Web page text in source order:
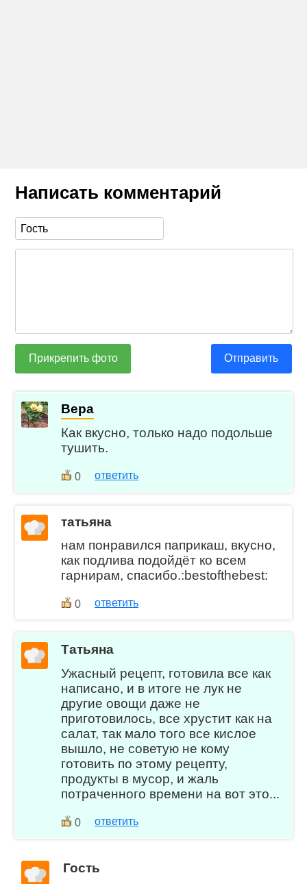
Написать комментарий
Прикрепить фото Отправить
Вера
Как вкусно, только надо подольше
тушить.
0 ответить
татьяна
нам понравился паприкаш, вкусно,
как подлива подойдёт ко всем
гарнирам, спасибо.:bestofthebest:
0 ответить
Татьяна
Ужасный рецепт, готовила все как
написано, и в итоге не лук не
другие овощи даже не
приготовилось, все хрустит как на
салат, так мало того все кислое
вышло, не советую не кому
готовить по этому рецепту,
продукты в мусор, и жаль
потраченного времени на вот это...
0 ответить
Гость